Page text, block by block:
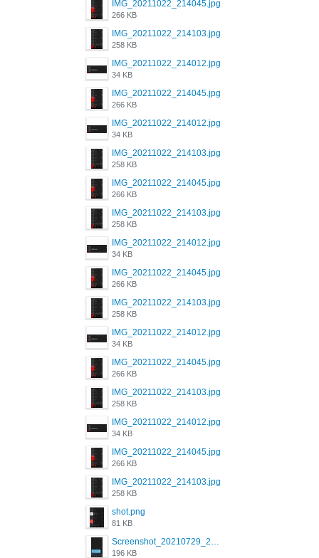
IMG_20211022_214045.jpg
266 KB
IMG_20211022_214103.jpg
258 KB
IMG_20211022_214012.jpg
34 KB
IMG_20211022_214045.jpg
266 KB
IMG_20211022_214012.jpg
34 KB
IMG_20211022_214103.jpg
258 KB
IMG_20211022_214045.jpg
266 KB
IMG_20211022_214103.jpg
258 KB
IMG_20211022_214012.jpg
34 KB
IMG_20211022_214045.jpg
266 KB
IMG_20211022_214103.jpg
258 KB
IMG_20211022_214012.jpg
34 KB
IMG_20211022_214045.jpg
266 KB
IMG_20211022_214103.jpg
258 KB
IMG_20211022_214012.jpg
34 KB
IMG_20211022_214045.jpg
266 KB
IMG_20211022_214103.jpg
258 KB
shot.png
81 KB
Screenshot_20210729_215125_com.grindrapp.android.jpg
196 KB